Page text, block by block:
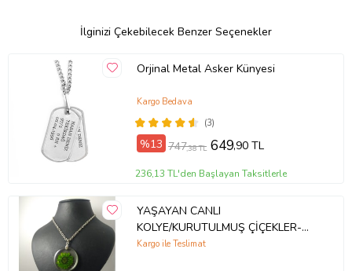
İlginizi Çekebilecek Benzer Seçenekler
Orjinal Metal Asker Künyesi
(3)
Kargo Bedava
%13 747,38 TL 649,90 TL
236,13 TL'den Başlayan Taksitlerle
YAŞAYAN CANLI
KOLYE/KURUTULMUŞ ÇİÇEKLER-
YEŞİL PAPATYA MODELİ
Kargo ile Teslimat